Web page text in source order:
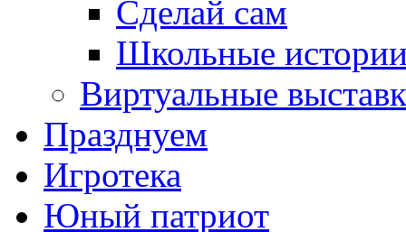
Сделай сам
Школьные
Виртуальные
Празднуем
Игротека
Юный патриот